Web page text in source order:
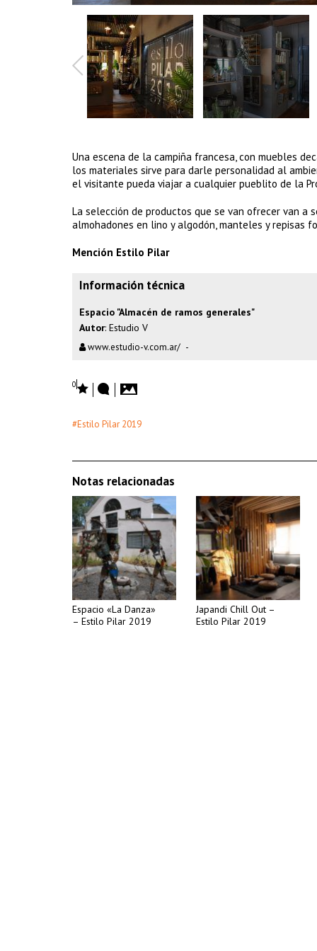
Una escena de la campiña francesa, con muebles
los materiales sirve para darle personalidad al
el visitante pueda viajar a cualquier pueblito de la
La selección de productos que se van ofrecer van a
almohadones en lino y algodón, manteles y repisas
Mención Estilo Pilar
Información técnica
Espacio "Almacén de ramos generales"
Autor: Estudio V
www.estudio-v.com.ar/ -
0
#Estilo Pilar 2019
Notas relacionadas
Espacio «La Danza»
– Estilo Pilar 2019
Japandi Chill Out –
Estilo Pilar 2019